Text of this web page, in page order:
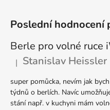
Poslední hodnocení
Berle pro volné ruce
Hodnocení produktu je 5 z
| Stanislav Heissler
super pomůcka, nevím jak
týdnů o berlích. Navíc
stání např. v kuchyni mám